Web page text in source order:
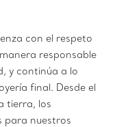
con el respeto
responsable
y continúa a lo
final. Desde el
tierra, los
para nuestros